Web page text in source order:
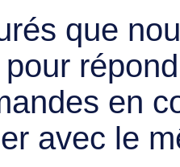
que
en
avec le